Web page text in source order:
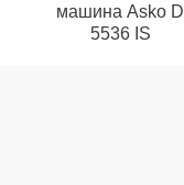
машина Asko D
5536 IS